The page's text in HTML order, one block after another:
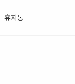
휴지통